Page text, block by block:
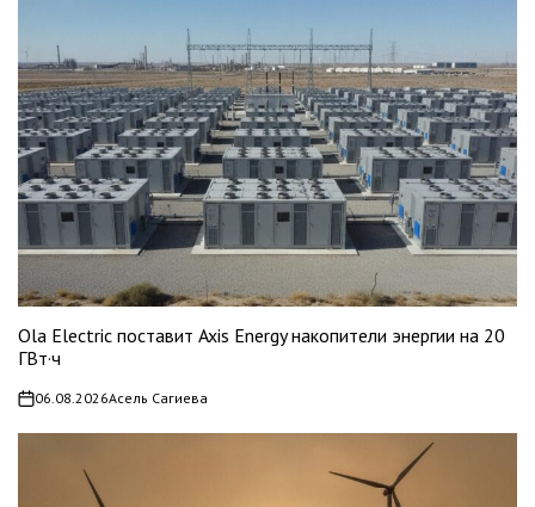
Ola Electric поставит Axis Energy накопители энергии на 20
ГВт·ч
on06.08.2026Асель Сагиева